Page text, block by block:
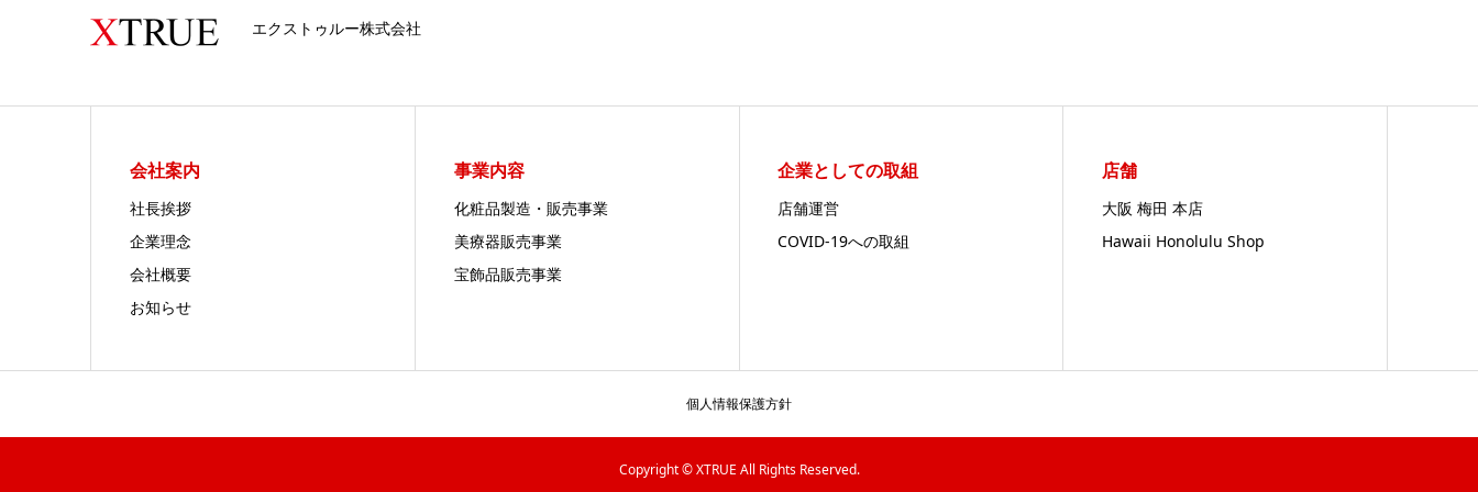
エクストゥルー株式会社
会社案内
社長挨拶
企業理念
会社概要
お知らせ
事業内容
化粧品製造・販売事業
美療器販売事業
宝飾品販売事業
企業としての取組
店舗運営
COVID-19への取組
店舗
大阪 梅田 本店
Hawaii Honolulu Shop
個人情報保護方針
Copyright © XTRUE All Rights Reserved.